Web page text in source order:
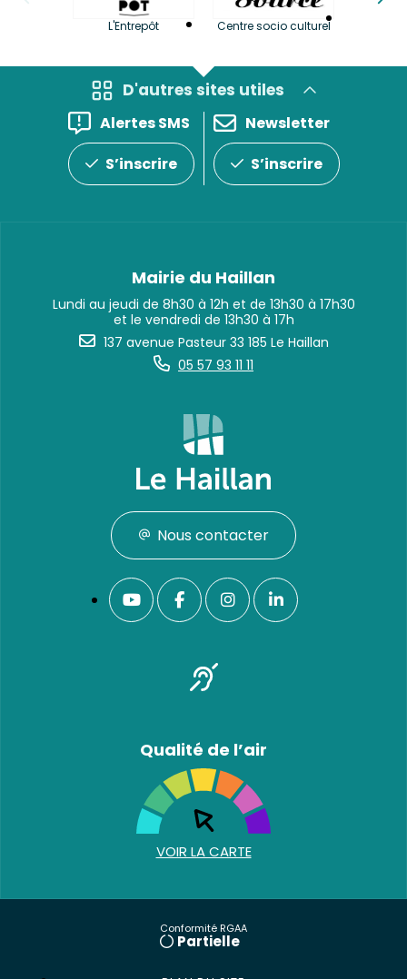
L'Entrepôt Centre socio culturel
D'autres sites utiles
Alertes SMS
S’inscrire
Newsletter
S’inscrire
Mairie du Haillan
Lundi au jeudi de 8h30 à 12h et de 13h30 à 17h30
et le vendredi de 13h30 à 17h
137 avenue Pasteur 33 185 Le Haillan
05 57 93 11 11
Nous contacter
Qualité de l’air
VOIR LA CARTE
Conformité RGAA
Partielle